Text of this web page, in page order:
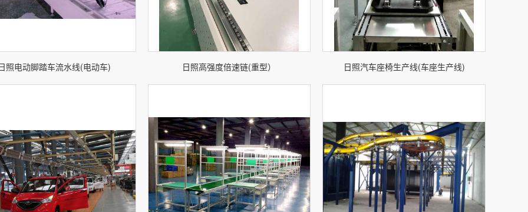
照电动脚踏车流水线(电动车) 日照高强度倍速链(重型） 日照汽车座椅生产线(车座生产线)